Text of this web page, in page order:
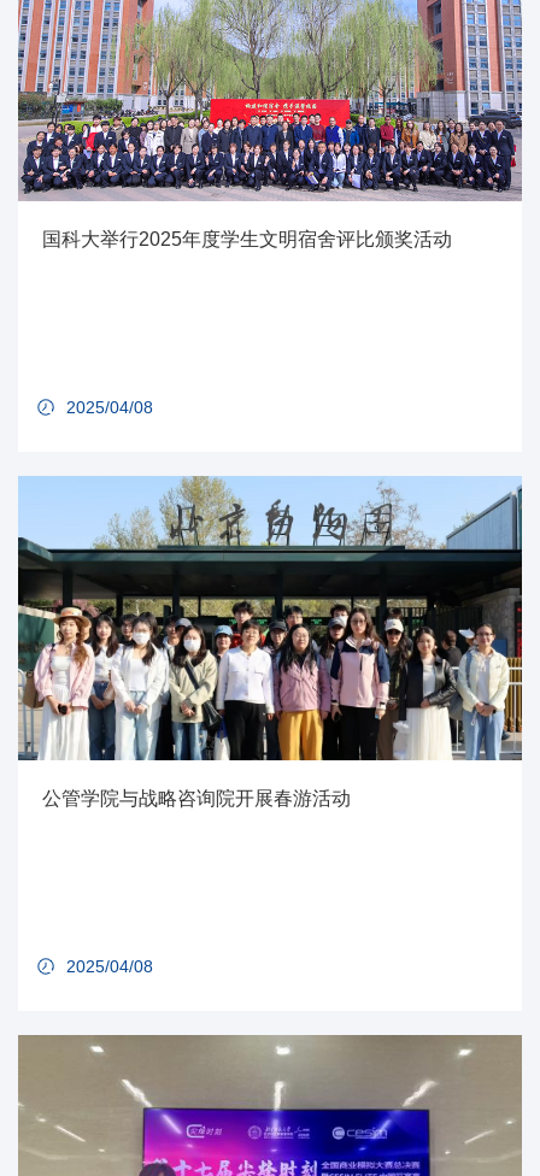
国科大举行2025年度学生文明宿舍评比颁奖活动
2025/04/08
公管学院与战略咨询院开展春游活动
2025/04/08